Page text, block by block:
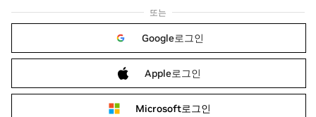
또는
Google로그인
Apple로그인
Microsoft로그인